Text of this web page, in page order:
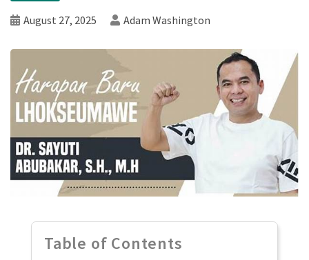
August 27, 2025 Adam Washington
Table of Contents